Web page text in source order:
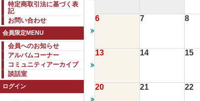
特定商取引法に基づく表
記
お問い合わせ
会員限定MENU
会員へのお知らせ
アルバムコーナー
コミュニティアーカイブ
談話室
ログイン
6 7 8
13 14 15
20 21 22